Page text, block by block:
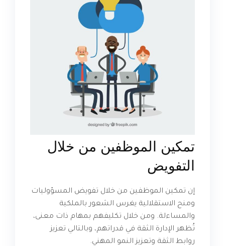
تمكين الموظفين من خلال
التفويض
إن تمكين الموظفين من خلال تفويض المسؤوليات
ومنح الاستقلالية يغرس الشعور بالملكية
والمساءلة. ومن خلال تكليفهم بمهام ذات معنى،
تُظهر الإدارة الثقة في قدراتهم، وبالتالي تعزيز
روابط الثقة وتعزيز النمو المهني.